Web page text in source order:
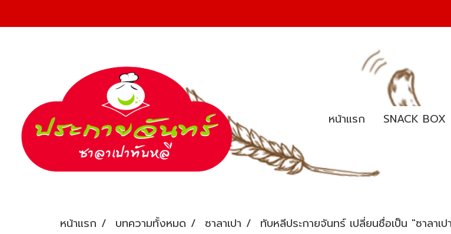
หน้าแรก SNACK BOX
หน้าแรก บทความทั้งหมด ซาลาเปา ทับหลีประกายจันทร์ เปลี่ยนชื่อเป็น "ซาลาเ